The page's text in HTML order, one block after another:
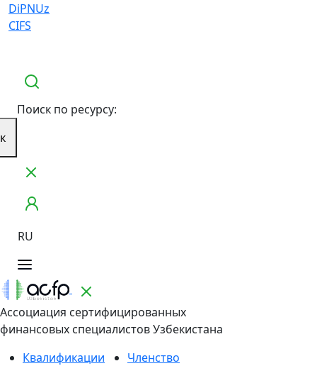
DiPNUz
CIFS
Поиск по ресурсу:
RU
Ассоциация сертифицированных
финансовых специалистов Узбекистана
Квалификации
Членство